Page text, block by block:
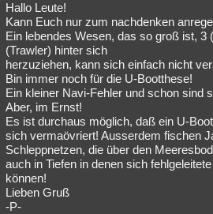
Hallo Leute!
Kann Euch nur zum nachdenken
Ein lebendes Wesen, das so groß ist, 3
(Trawler) hinter sich
herzuziehen, kann sich einfach nicht
Bin immer noch für die U-Bootthese!
Ein kleiner Navi-Fehler und schon sind
Aber, im Ernst!
Es ist durchaus möglich, daß ein U-
sich vermaövriert! Ausserdem fischen
Schleppnetzen, die über den
auch in Tiefen in denen sich
können!
Lieben Gruß
-P-